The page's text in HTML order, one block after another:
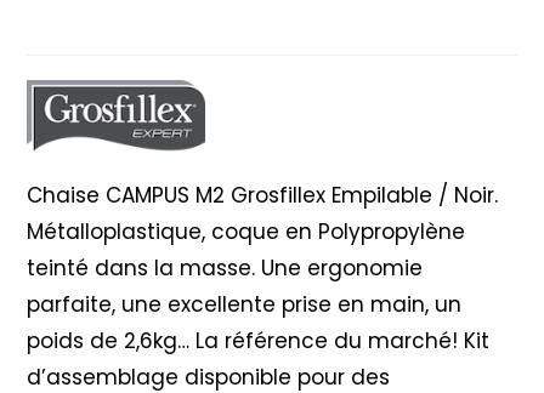
Empilable
Noir
Chaise CAMPUS M2 Grosfillex Empilable / Noir.
Métalloplastique, coque en Polypropylène
teinté dans la masse. Une ergonomie
parfaite, une excellente prise en main, un
poids de 2,6kg… La référence du marché! Kit
d’assemblage disponible pour des